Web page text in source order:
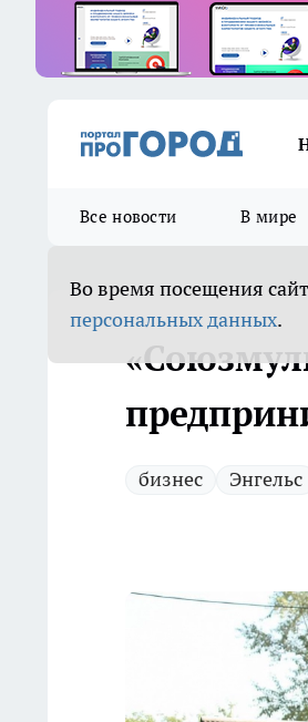
Все новости В мире
Во время посещения
персональных данных.
бизнес Энгельс